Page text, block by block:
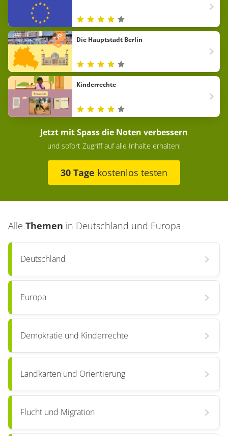
Die Hauptstadt Berlin
Kinderrechte
Jetzt mit Spass die Noten verbessern
und sofort Zugriff auf alle Inhalte erhalten!
30 Tage kostenlos testen
Alle Themen in Deutschland und Europa
Deutschland
Europa
Demokratie und Kinderrechte
Landkarten und Orientierung
Flucht und Migration